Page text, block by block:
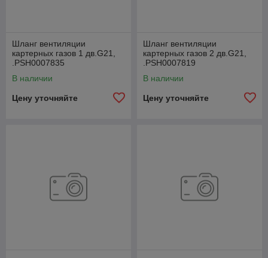
Шланг вентиляции
картерных газов 1 дв.G21,
.РSН0007835
В наличии
Цену уточняйте
Шланг вентиляции
картерных газов 2 дв.G21,
.РSН0007819
В наличии
Цену уточняйте